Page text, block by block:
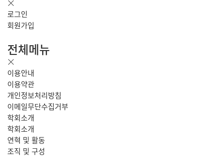
로그인
회원가입
전체메뉴
이용안내
이용약관
개인정보처리방침
이메일무단수집거부
학회소개
학회소개
연혁 및 활동
조직 및 구성